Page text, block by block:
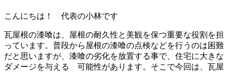
こんにちは！ 代表の小林です
瓦屋根の漆喰は、屋根の耐久性と美観を保つ重要な役割を担
っています。普段から屋根の漆喰の点検などを行うのは困難
だと思いますが、漆喰の劣化を放置する事で、住宅に大きな
ダメージを与える 可能性があります。そこで今回は、 瓦屋